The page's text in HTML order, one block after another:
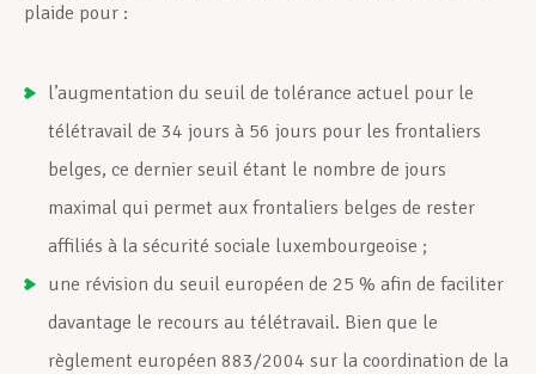
plaide pour :
l’augmentation du seuil de tolérance actuel pour le
télétravail de 34 jours à 56 jours pour les frontaliers
belges, ce dernier seuil étant le nombre de jours
maximal qui permet aux frontaliers belges de rester
affiliés à la sécurité sociale luxembourgeoise ;
une révision du seuil européen de 25 % afin de faciliter
davantage le recours au télétravail. Bien que le
règlement européen 883/2004 sur la coordination de la